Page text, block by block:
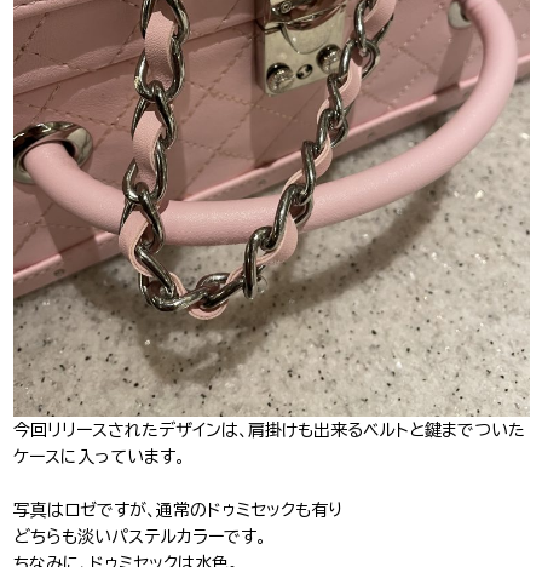
今回リリースされたデザインは、肩掛けも出来るベルトと鍵までついた
ケースに入っています。
写真はロゼですが、通常のドゥミセックも有り
どちらも淡いパステルカラーです。